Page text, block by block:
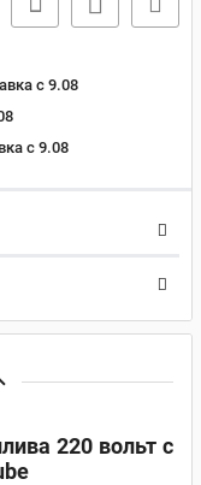
c 9.08
c 9.08
220 вольт с